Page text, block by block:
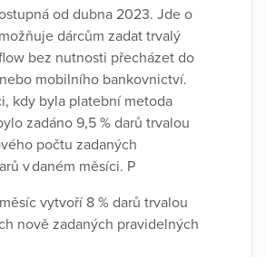
od dubna 2023. Jde o
dárcům zadat trvalý
bez nutnosti přecházet do
mobilního bankovnictví.
kdy byla platební metoda
zadáno 9,5 % darů trvalou
počtu zadaných
v daném měsíci. P
vytvoří 8 % darů trvalou
nově zadaných pravidelných